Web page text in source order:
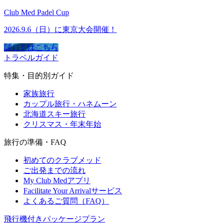
Club Med Padel Cup
2026.9.6（日）に東京大会開催！
詳しくはこちら
トラベルガイド
特集・目的別ガイド
家族旅行
カップル旅行・ハネムーン
北海道スキー旅行
クリスマス・年末年始
旅行の準備・FAQ
初めてのクラブメッド
ご出発までの流れ
My Club Medアプリ
Facilitate Your Arrivalサービス
よくあるご質問（FAQ）
飛行機付きパッケージプラン